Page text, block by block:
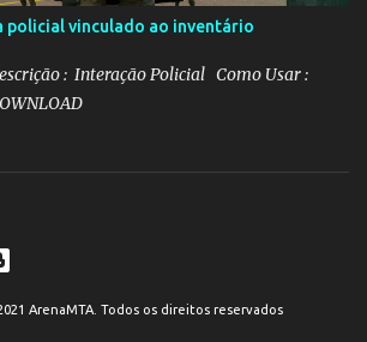
policial vinculado ao inventário
: Interação Policial Como Usar :
ArenaMTA. Todos os direitos reservados